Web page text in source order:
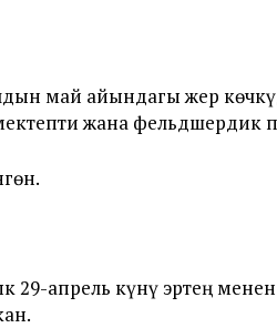
май айындагы жер
жана фельдшердик
апрель күнү эртең